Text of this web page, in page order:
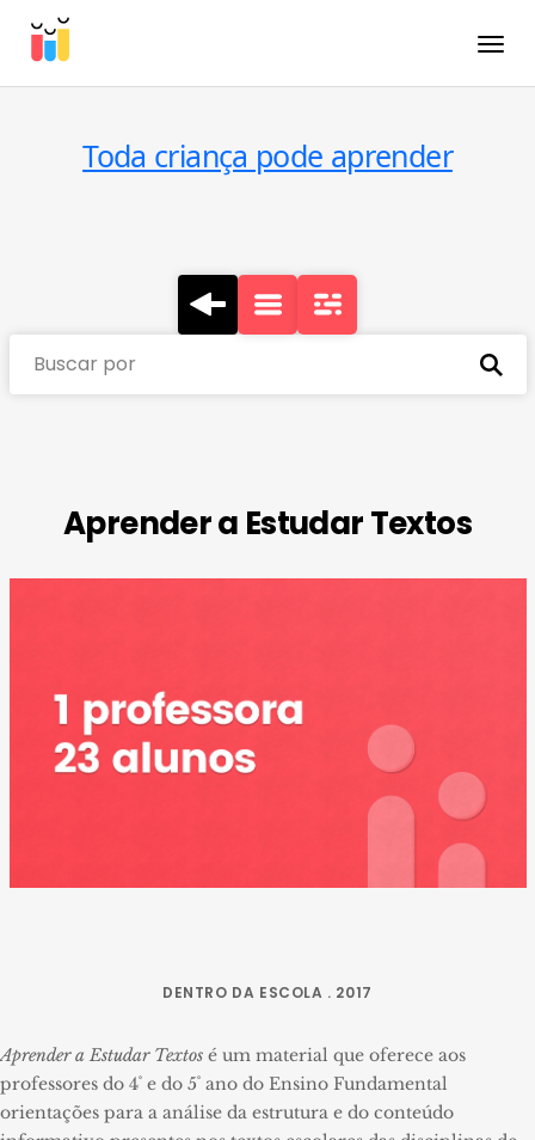
Toda criança pode aprender
Buscar por
Aprender a Estudar Textos
DENTRO DA ESCOLA . 2017
Aprender a Estudar Textos é um material que oferece aos
professores do 4˚ e do 5˚ ano do Ensino Fundamental
orientações para a análise da estrutura e do conteúdo